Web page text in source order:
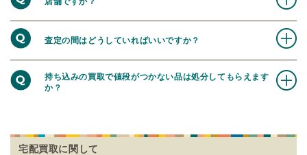
査定の間はどうしていればいいですか？
持ち込みの買取で値段がつかない品は処分してもらえます
か？
宅配買取に関して